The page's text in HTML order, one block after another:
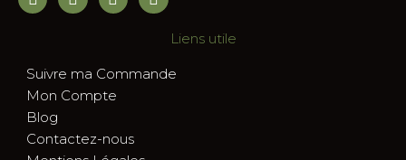
Liens utile
Suivre ma Commande
Mon Compte
Blog
Contactez-nous